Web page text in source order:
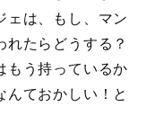
ェは、もし、マン
れたらどうする？
もう持っているか
んておかしい！と